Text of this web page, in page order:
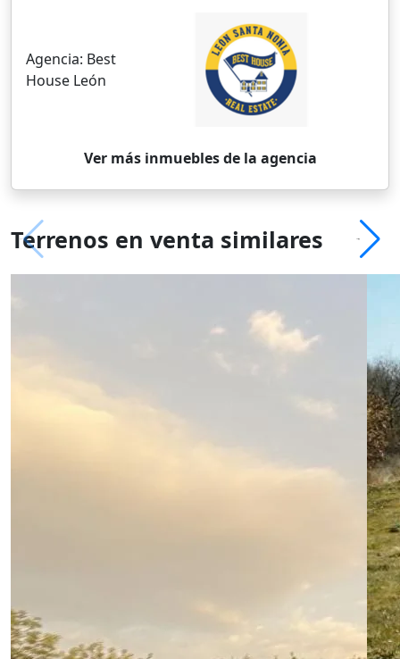
Agencia: Best
House León
Ver más inmuebles de la agencia
Terrenos en venta similares